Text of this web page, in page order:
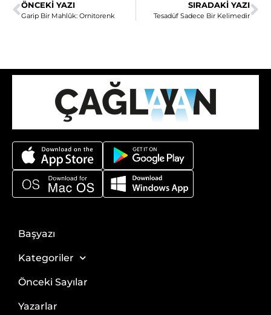
ÖNCEKI YAZI
Garip Bir Mahlûk: Ornitorenk
SIRADAKI YAZI
Tesadüf Sadece Bir Kelimedir
Başyazı
Kategoriler
Önceki Sayılar
Yazarlar